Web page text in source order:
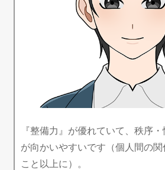
『整備力』が優れていて、秩序
が向かいやすいです（個人間の
こと以上に）。